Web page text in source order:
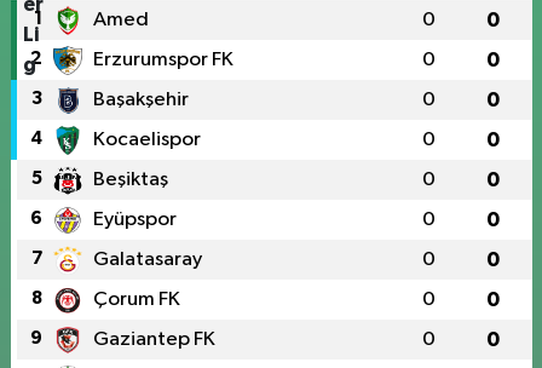
1 Amed 0 0
2 Erzurumspor FK 0 0
3 Başakşehir 0 0
4 Kocaelispor 0 0
5 Beşiktaş 0 0
6 Eyüpspor 0 0
7 Galatasaray 0 0
8 Çorum FK 0 0
9 Gaziantep FK 0 0